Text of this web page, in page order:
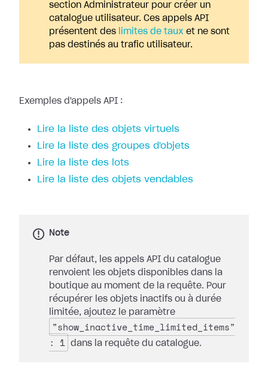
section Administrateur pour créer un
catalogue utilisateur. Ces appels API
présentent des
limites de taux et ne sont
pas destinés au trafic utilisateur.
Exemples d'appels API :
Lire la liste des objets virtuels
Lire la liste des groupes d'objets
Lire la liste des lots
Lire la liste des objets vendables
Note
Par défaut, les appels API du catalogue
renvoient les objets disponibles dans la
boutique au moment de la requête. Pour
récupérer les objets inactifs ou à durée
limitée, ajoutez le paramètre
"show_inactive_time_limited_items"
: 1
dans la requête du catalogue.